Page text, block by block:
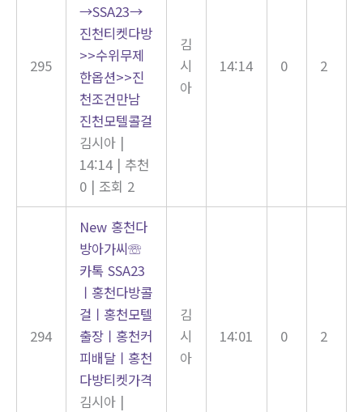
295
→SSA23→
진천티켓다방
>>수위무제
한옵션>>진
천조건만남
진천모텔콜걸
김시아 |
14:14 | 추천
0 | 조회 2
김
시
아
14:14 0 2
294
New 홍천다
방아가씨☏
카톡 SSA23
ㅣ홍천다방콜
걸ㅣ홍천모텔
출장ㅣ홍천커
피배달ㅣ홍천
다방티켓가격
김시아 |
김
시
아
14:01 0 2